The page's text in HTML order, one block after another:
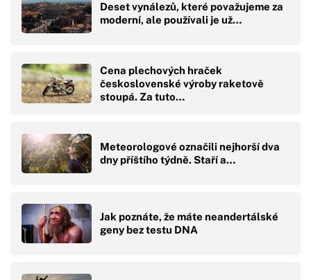
Deset vynálezů, které považujeme za
moderní, ale používali je už…
Cena plechových hraček
československé výroby raketově
stoupá. Za tuto…
Meteorologové označili nejhorší dva
dny příštího týdně. Staří a…
Jak poznáte, že máte neandertálské
geny bez testu DNA